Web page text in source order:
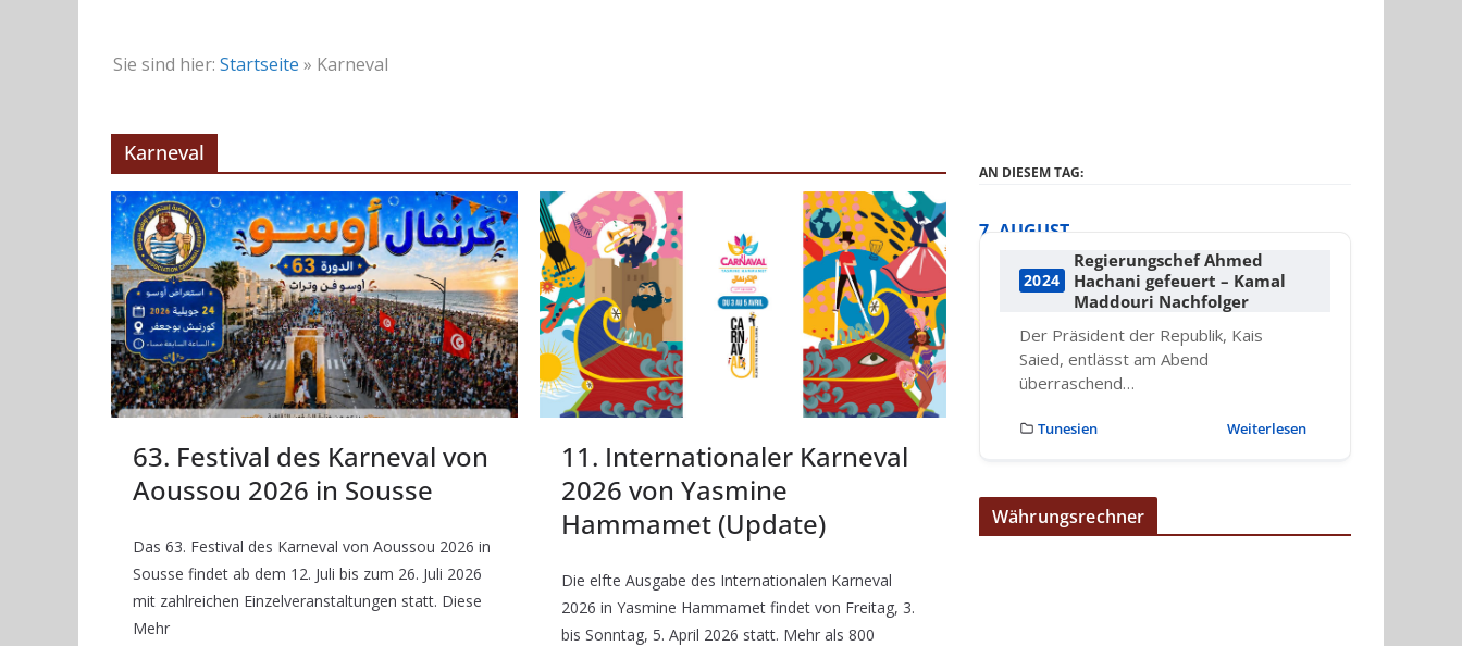
Sie sind hier: Startseite » Karneval
Karneval
63. Festival des Karneval von
Aoussou 2026 in Sousse
Das 63. Festival des Karneval von Aoussou 2026 in
Sousse findet ab dem 12. Juli bis zum 26. Juli 2026
mit zahlreichen Einzelveranstaltungen statt. Diese
Mehr
11. Internationaler Karneval
2026 von Yasmine
Hammamet (Update)
Die elfte Ausgabe des Internationalen Karneval
2026 in Yasmine Hammamet findet von Freitag, 3.
bis Sonntag, 5. April 2026 statt. Mehr als 800
AN DIESEM TAG:
7. AUGUST
2024
Regierungschef Ahmed
Hachani gefeuert – Kamal
Maddouri Nachfolger
Der Präsident der Republik, Kais
Saied, entlässt am Abend
überraschend…
Tunesien Weiterlesen
Währungsrechner